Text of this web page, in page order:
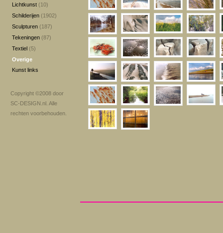
Lichtkunst (10)
Schilderijen (1902)
Sculpturen (187)
Tekeningen (87)
Textiel (5)
Overige
Kunst links
Copyright ©2008 door
SC-DESIGN.nl . Alle
rechten voorbehouden.